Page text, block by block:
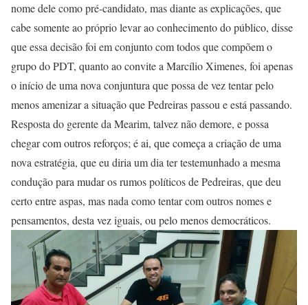
nome dele como pré-candidato, mas diante as explicações, que
cabe somente ao próprio levar ao conhecimento do público, disse
que essa decisão foi em conjunto com todos que compõem o
grupo do PDT, quanto ao convite a Marcílio Ximenes, foi apenas
o início de uma nova conjuntura que possa de vez tentar pelo
menos amenizar a situação que Pedreiras passou e está passando.
Resposta do gerente da Mearim, talvez não demore, e possa
chegar com outros reforços; é ai, que começa a criação de uma
nova estratégia, que eu diria um dia ter testemunhado a mesma
condução para mudar os rumos políticos de Pedreiras, que deu
certo entre aspas, mas nada como tentar com outros nomes e
pensamentos, desta vez iguais, ou pelo menos democráticos.